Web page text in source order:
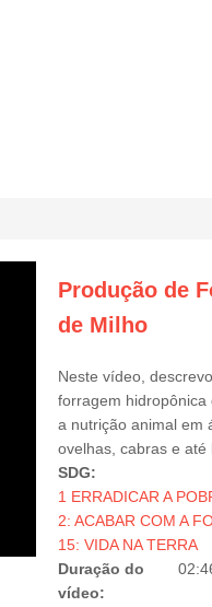
Produção de
de Milho
Neste vídeo,
forragem hidropônica
a nutrição animal em
ovelhas, cabras e até
SDG:
1 ERRADICAR A
2: ACABAR COM A
15: VIDA NA TERRA
Duração do
vídeo: